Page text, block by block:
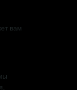
вам